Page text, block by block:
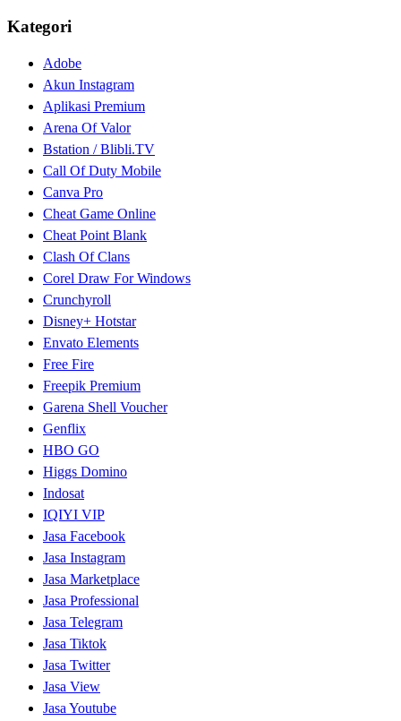
Kategori
Adobe
Akun Instagram
Aplikasi Premium
Arena Of Valor
Bstation / Blibli.TV
Call Of Duty Mobile
Canva Pro
Cheat Game Online
Cheat Point Blank
Clash Of Clans
Corel Draw For Windows
Crunchyroll
Disney+ Hotstar
Envato Elements
Free Fire
Freepik Premium
Garena Shell Voucher
Genflix
HBO GO
Higgs Domino
Indosat
IQIYI VIP
Jasa Facebook
Jasa Instagram
Jasa Marketplace
Jasa Professional
Jasa Telegram
Jasa Tiktok
Jasa Twitter
Jasa View
Jasa Youtube